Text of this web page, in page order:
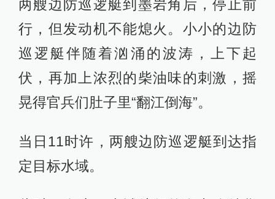
两艘边防巡逻艇到墨岩角后，停止前
行，但发动机不能熄火。小小的边防
巡逻艇伴随着汹涌的波涛，上下起
伏，再加上浓烈的柴油味的刺激，摇
晃得官兵们肚子里“翻江倒海”。
当日11时许，两艘边防巡逻艇到达指
定目标水域。